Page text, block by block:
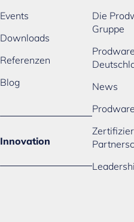
Events
Downloads
Referenzen
Blog
Innovation
Die
Gruppe
News